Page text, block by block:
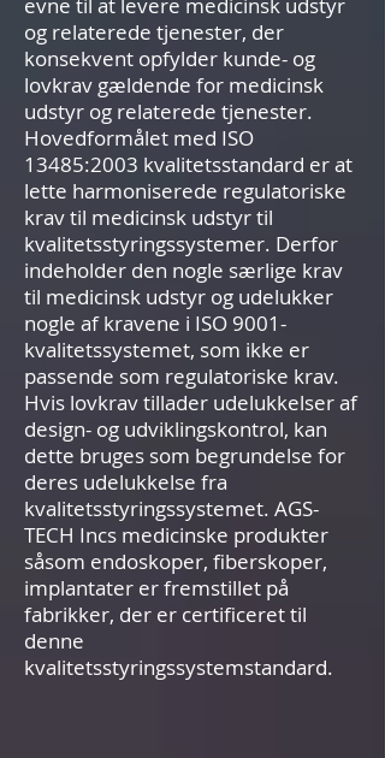
og relaterede tjenester, der
konsekvent opfylder kunde- og
lovkrav gældende for medicinsk
udstyr og relaterede tjenester.
Hovedformålet med ISO
13485:2003 kvalitetsstandard er at
lette harmoniserede regulatoriske
krav til medicinsk udstyr til
kvalitetsstyringssystemer. Derfor
indeholder den nogle særlige krav
til medicinsk udstyr og udelukker
nogle af kravene i ISO 9001-
kvalitetssystemet, som ikke er
passende som regulatoriske krav.
Hvis lovkrav tillader udelukkelser af
design- og udviklingskontrol, kan
dette bruges som begrundelse for
deres udelukkelse fra
kvalitetsstyringssystemet. AGS-
TECH Incs medicinske produkter
såsom endoskoper, fiberskoper,
implantater er fremstillet på
fabrikker, der er certificeret til
denne
kvalitetsstyringssystemstandard.